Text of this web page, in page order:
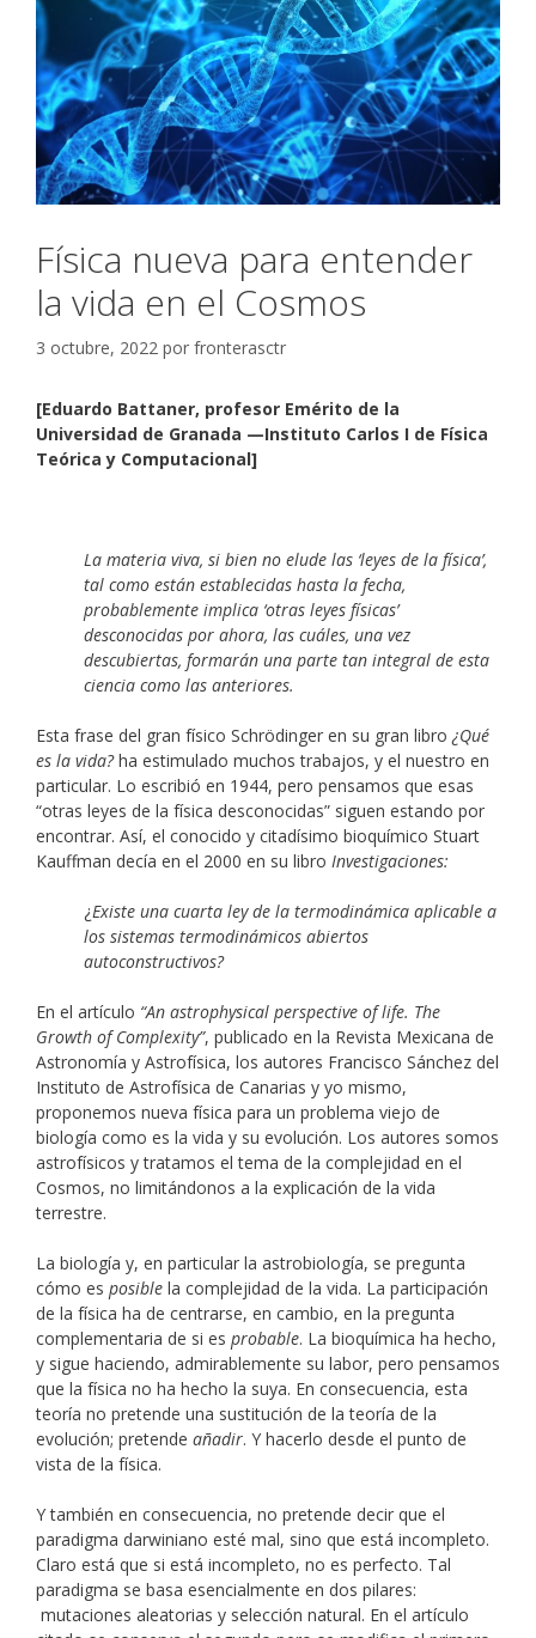
Física nueva para entender
la vida en el Cosmos
3 octubre, 2022 por fronterasctr
[Eduardo Battaner, profesor Emérito de la
Universidad de Granada —Instituto Carlos I de Física
Teórica y Computacional]
La materia viva, si bien no elude las ‘leyes de la física’,
tal como están establecidas hasta la fecha,
probablemente implica ‘otras leyes físicas’
desconocidas por ahora, las cuáles, una vez
descubiertas, formarán una parte tan integral de esta
ciencia como las anteriores.
Esta frase del gran físico Schrödinger en su gran libro ¿Qué
es la vida?ha estimulado muchos trabajos, y el nuestro en
particular. Lo escribió en 1944, pero pensamos que esas
“otras leyes de la física desconocidas” siguen estando por
encontrar. Así, el conocido y citadísimo bioquímico Stuart
Kauffman decía en el 2000 en su libro Investigaciones:
¿Existe una cuarta ley de la termodinámica aplicable a
los sistemas termodinámicos abiertos
autoconstructivos?
En el artículo “An astrophysical perspective of life. The
Growth of Complexity”, publicado en la Revista Mexicana de
Astronomía y Astrofísica, los autores Francisco Sánchez del
Instituto de Astrofísica de Canarias y yo mismo,
proponemos nueva física para un problema viejo de
biología como es la vida y su evolución. Los autores somos
astrofísicos y tratamos el tema de la complejidad en el
Cosmos, no limitándonos a la explicación de la vida
terrestre.
La biología y, en particular la astrobiología, se pregunta
cómo es posible la complejidad de la vida. La participación
de la física ha de centrarse, en cambio, en la pregunta
complementaria de si es probable. La bioquímica ha hecho,
y sigue haciendo, admirablemente su labor, pero pensamos
que la física no ha hecho la suya. En consecuencia, esta
teoría no pretende una sustitución de la teoría de la
evolución; pretende añadir. Y hacerlo desde el punto de
vista de la física.
Y también en consecuencia, no pretende decir que el
paradigma darwiniano esté mal, sino que está incompleto.
Claro está que si está incompleto, no es perfecto. Tal
paradigma se basa esencialmente en dos pilares:
mutaciones aleatorias y selección natural. En el artículo